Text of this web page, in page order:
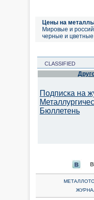
Цены на
Мировые и
черные и
CLASSIFIED
Подписка на
Бюллетень